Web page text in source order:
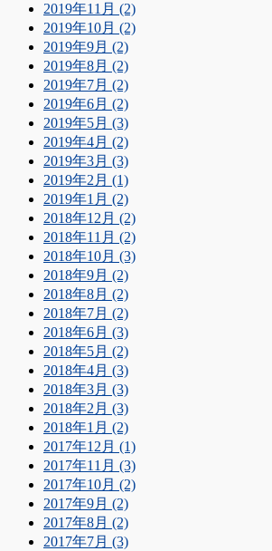
2019年11月 (2)
2019年10月 (2)
2019年9月 (2)
2019年8月 (2)
2019年7月 (2)
2019年6月 (2)
2019年5月 (3)
2019年4月 (2)
2019年3月 (3)
2019年2月 (1)
2019年1月 (2)
2018年12月 (2)
2018年11月 (2)
2018年10月 (3)
2018年9月 (2)
2018年8月 (2)
2018年7月 (2)
2018年6月 (3)
2018年5月 (2)
2018年4月 (3)
2018年3月 (3)
2018年2月 (3)
2018年1月 (2)
2017年12月 (1)
2017年11月 (3)
2017年10月 (2)
2017年9月 (2)
2017年8月 (2)
2017年7月 (3)